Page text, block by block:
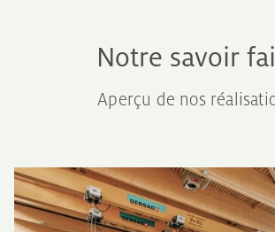
Notre savoir
Aperçu de nos